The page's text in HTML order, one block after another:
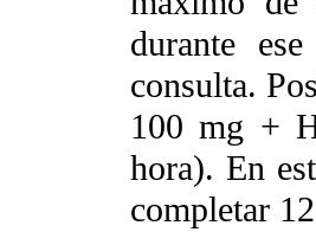
durante
consulta.
100 mg +
hora). En
completar